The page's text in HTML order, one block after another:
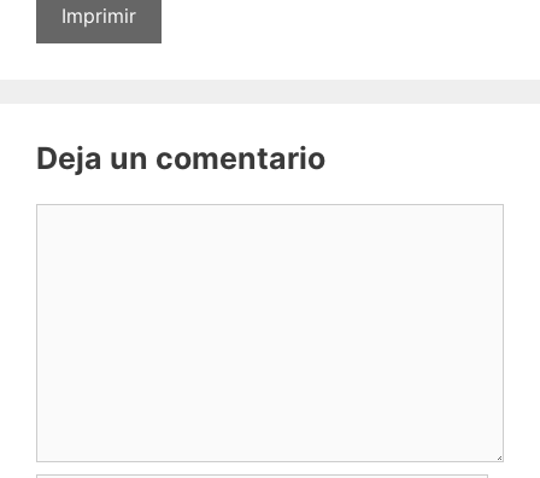
Imprimir
Deja un comentario